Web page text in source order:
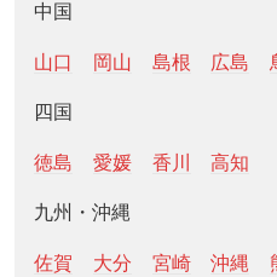
中国
山口 岡山 島根 広島
四国
徳島 愛媛 香川 高知
九州・沖縄
佐賀 大分 宮崎 沖縄